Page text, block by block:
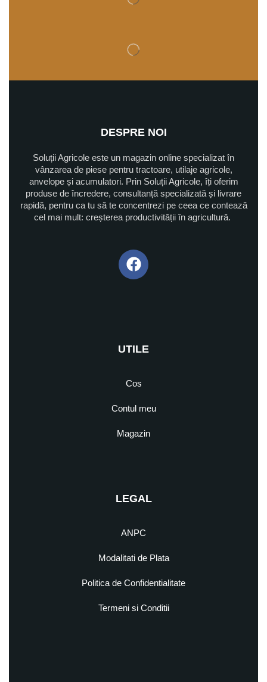
DESPRE NOI
Soluții Agricole este un magazin online specializat în
vânzarea de piese pentru tractoare, utilaje agricole,
anvelope și acumulatori. Prin Soluții Agricole, îți oferim
produse de încredere, consultanță specializată și livrare
rapidă, pentru ca tu să te concentrezi pe ceea ce contează
cel mai mult: creșterea productivității în agricultură.
UTILE
Cos
Contul meu
Magazin
LEGAL
ANPC
Modalitati de Plata
Politica de Confidentialitate
Termeni si Conditii